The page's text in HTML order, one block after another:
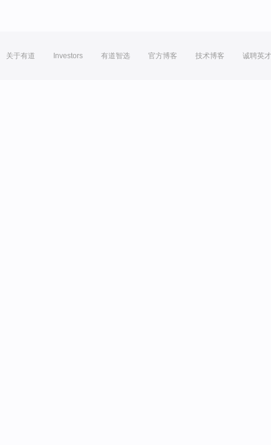
关于有道 Investors 有道智选 官方博客 技术博客 诚聘英才